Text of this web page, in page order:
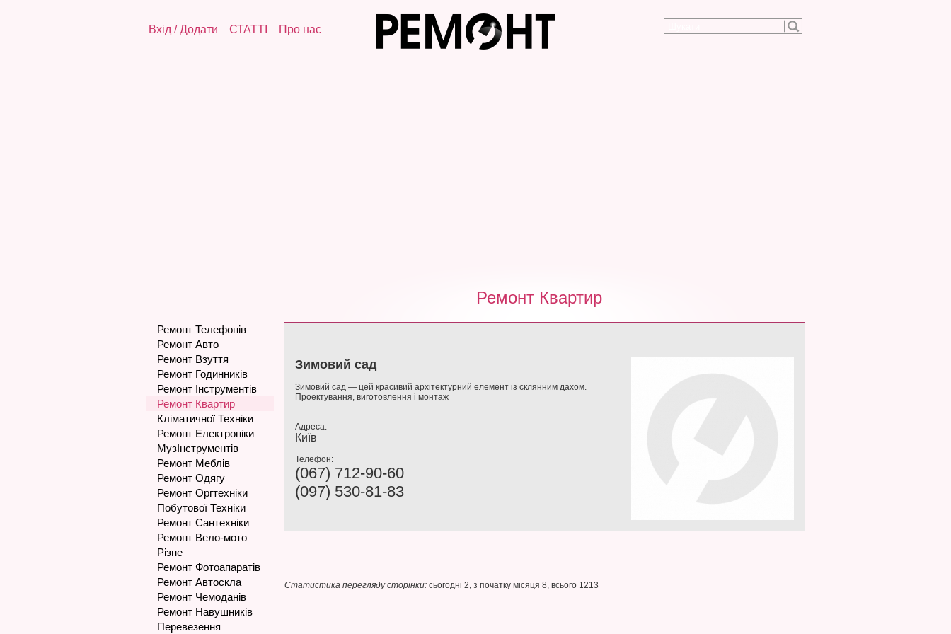
Вхід /Додати СТАТТІ Про нас
Ремонт Квартир
Ремонт Телефонів
Ремонт Авто
Ремонт Взуття
Ремонт Годинників
Ремонт Інструментів
Ремонт Квартир
Кліматичної Техніки
Ремонт Електроніки
МузІнструментів
Ремонт Меблів
Ремонт Одягу
Ремонт Оргтехніки
Побутової Техніки
Ремонт Сантехніки
Ремонт Вело-мото
Різне
Ремонт Фотоапаратів
Ремонт Автоскла
Ремонт Чемоданів
Ремонт Навушників
Перевезення
Зимовий сад
Зимовий сад — цей красивий архітектурний елемент із склянним дахом.
Проектування, виготовлення і монтаж
Адреса:
Київ
Телефон:
(067) 712-90-60
(097) 530-81-83
Статистика перегляду сторінки: сьогодні 2, з початку місяця 8, всього 1213